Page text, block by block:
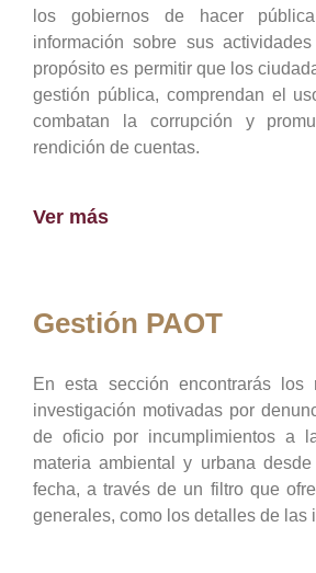
los gobiernos de hacer
información sobre sus
propósito es permitir que los
gestión pública, comprendan el
combatan la corrupción y
rendición de cuentas.
Ver más
Gestión PAOT
En esta sección encontrarás los
investigación motivadas por
de oficio por incumplimientos a
materia ambiental y urbana
fecha, a través de un filtro que
generales, como los detalles de las